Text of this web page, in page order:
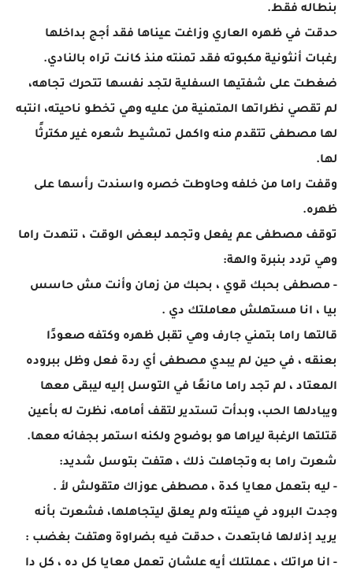
بنطاله فقط.
حدقت في ظهره العاري وزاغت عيناها فقد أجج بداخلها
رغبات أنثونية مكبوته فقد تمنته منذ كانت تراه بالنادي.
ضغطت على شفتيها السفلية لتجد نفسها تتحرك تجاهه،
لم تقصي نظراتها المتمنية من عليه وهي تخطو ناحيته، انتبه
لها مصطفى تتقدم منه واكمل تمشيط شعره غير مكترثًا
لها.
وقفت راما من خلفه وحاوطت خصره واسندت رأسها على
ظهره.
توقف مصطفى عم يفعل وتجمد لبعض الوقت ، تنهدت راما
وهي تردد بنبرة والهة:
- مصطفى بحبك قوي ، بحبك من زمان وأنت مش حاسس
بيا ، انا مستهلش معاملتك دي .
قالتها راما بتمني جارف وهي تقبل ظهره وكتفه صعودًا
بعنقه ، في حين لم يبدي مصطفى أي ردة فعل وظل ببروده
المعتاد ، لم تجد راما مانعًا في التوسل إليه ليبقى معها
ويبادلها الحب، وبدأت تستدير لتقف أمامه، نظرت له بأعين
قتلتها الرغبة ليراها هو بوضوح ولكنه استمر بجفائه معها.
شعرت راما به وتجاهلت ذلك ، هتفت بتوسل شديد:
- ليه بتعمل معايا كدة ، مصطفى عوزاك متقولش لأ .
وجدت البرود في هيئته ولم يعلق ليتجاهلها، فشعرت بأنه
يريد إذلالها فابتعدت ، حدقت فيه بضراوة وهتفت بغضب :
- انا مراتك ، عملتلك أيه علشان تعمل معايا كل ده ، كل دا